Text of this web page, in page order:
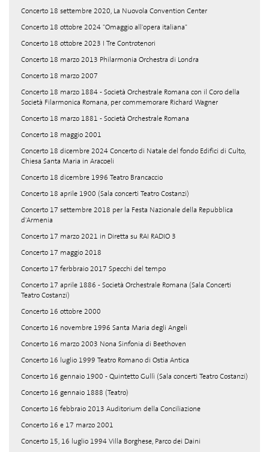
Concerto 18 settembre 2020, La Nuovola Convention Center
Concerto 18 ottobre 2024 "Omaggio all'opera italiana"
Concerto 18 ottobre 2023 I Tre Controtenori
Concerto 18 marzo 2013 Philarmonia Orchestra di Londra
Concerto 18 marzo 2007
Concerto 18 marzo 1884 - Società Orchestrale Romana con il Coro della
Società Filarmonica Romana, per commemorare Richard Wagner
Concerto 18 marzo 1881 - Società Orchestrale Romana
Concerto 18 maggio 2001
Concerto 18 dicembre 2024 Concerto di Natale del fondo Edifici di Culto,
Chiesa Santa Maria in Aracoeli
Concerto 18 dicembre 1996 Teatro Brancaccio
Concerto 18 aprile 1900 (Sala concerti Teatro Costanzi)
Concerto 17 settembre 2018 per la Festa Nazionale della Repubblica
d'Armenia
Concerto 17 marzo 2021 in Diretta su RAI RADIO 3
Concerto 17 maggio 2018
Concerto 17 ferbbraio 2017 Specchi del tempo
Concerto 17 aprile 1886 - Società Orchestrale Romana (Sala Concerti
Teatro Costanzi)
Concerto 16 ottobre 2000
Concerto 16 novembre 1996 Santa Maria degli Angeli
Concerto 16 marzo 2003 Nona Sinfonia di Beethoven
Concerto 16 luglio 1999 Teatro Romano di Ostia Antica
Concerto 16 gennaio 1900 - Quintetto Gullì (Sala concerti Teatro Costanzi)
Concerto 16 gennaio 1888 (Teatro)
Concerto 16 febbraio 2013 Auditorium della Conciliazione
Concerto 16 e 17 marzo 2001
Concerto 15, 16 luglio 1994 Villa Borghese, Parco dei Daini